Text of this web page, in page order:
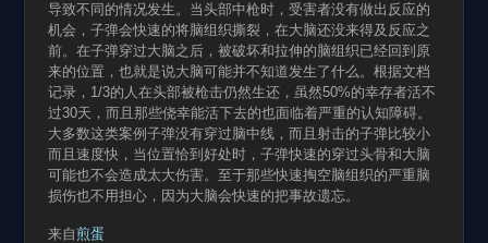
导致不同的情况发生。当头部中枪时，受害者没有做出反应的
机会，子弹会快速的将脑组织撕裂，在大脑还没来得及反应之
前。在子弹穿过大脑之后，被破坏和拉伸的脑组织已经回到原
来的位置，也就是说大脑可能并不知道发生了什么。根据文档
记录，1/3的人在头部被枪击仍然生还，虽然50%的幸存者活不
过30天，而且那些侥幸能活下去的也面临着严重的认知障碍。
大多数这类案例子弹没有穿过脑中线，而且射击的子弹比较小
而且速度快，当位置恰到好处时，子弹快速的穿过头骨和大脑
可能也不会造成太大伤害。至于那些快速掏空脑组织的严重脑
损伤也不用担心，因为大脑会快速的把事故遗忘。
来自煎蛋